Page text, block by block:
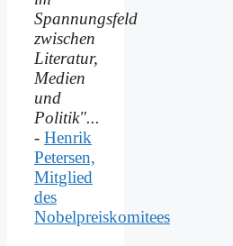
Spannungsfeld
zwischen
Literatur,
Medien
und
Politik"...
- Henrik
Petersen,
Mitglied
des
Nobelpreiskomitees